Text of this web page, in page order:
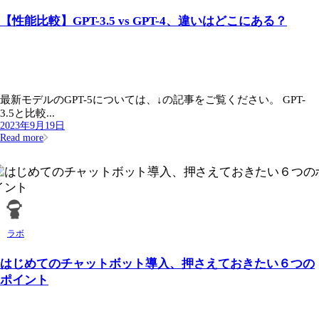
【性能比較】GPT-3.5 vs GPT-4、違いはどこにある？
最新モデルのGPT-5については、↓の記事をご覧ください。 GPT-
3.5と比較...
2023年9月19日
Read more
ラボ
はじめてのチャットボット導入、押さえておきたい６つの
ポイント